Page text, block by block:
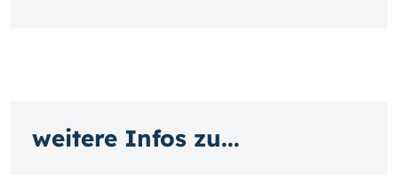
weitere Infos zu...